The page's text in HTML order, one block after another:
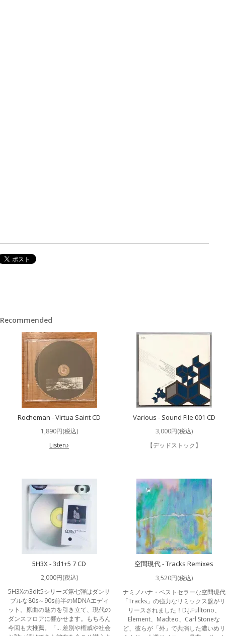
Recommended
Rocheman - Virtua Saint CD
1,890円(税込)
Listen♪
Various - Sound File 001 CD
3,000円(税込)
【デッドストック】
5H3X - 3d1+5 7 CD
2,000円(税込)
5H3Xの3dIt5シリーズ第七弾はダンサ
ブルな80s～90s前半のMDNAエディ
ット。原曲の魅力を引き立て、現代の
ダンスフロアに響かせます。もちろん
今回も大推薦。「… 差別や権威や社会
空間現代 - Tracks Remixes
3,520円(税込)
ナミノハナ・ベストセラーな空間現代
「Tracks」の強力なリミックス盤がリ
リースされました！D.J.Fulltono、
Element、Madteo、Carl Stoneな
ど、彼らが「外」で共演した濃いめリ